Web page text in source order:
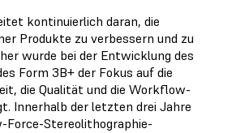
kontinuierlich daran, die
Produkte zu verbessern und zu
wurde bei der Entwicklung des
Form 3B+ der Fokus auf die
die Qualität und die Workflow-
Innerhalb der letzten drei Jahre
Force-Stereolithographie-